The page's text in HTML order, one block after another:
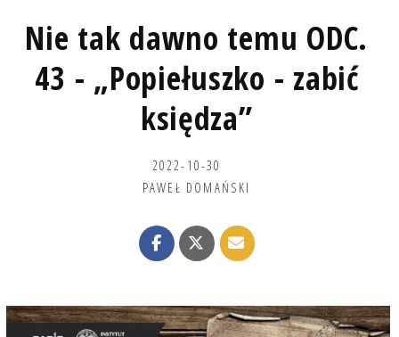
Nie tak dawno temu ODC.
43 - „Popiełuszko - zabić
księdza”
2022-10-30
PAWEŁ DOMAŃSKI